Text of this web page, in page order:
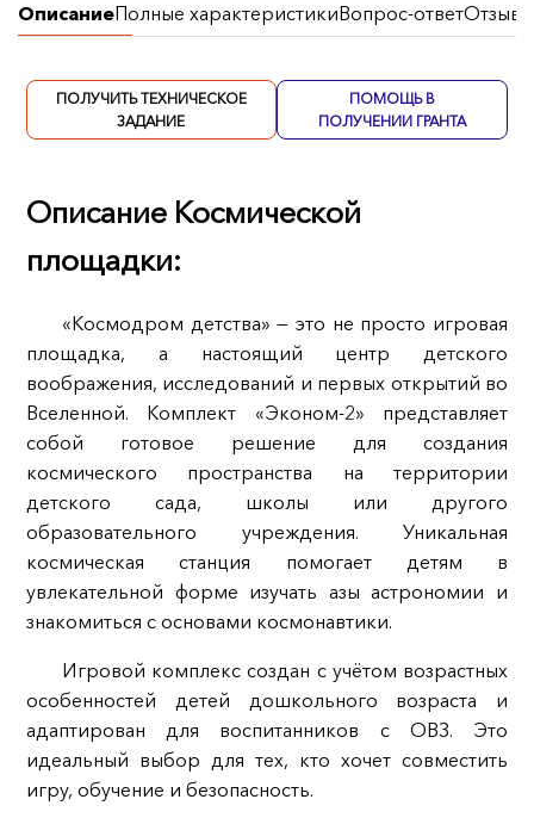
ОписаниеПолные характеристикиВопрос-ответОтзывы
ПОЛУЧИТЬ ТЕХНИЧЕСКОЕ
ЗАДАНИЕ
ПОМОЩЬ В
ПОЛУЧЕНИИ ГРАНТА
Описание Космической
площадки:
«Космодром детства» — это не просто игровая
площадка, а настоящий центр детского
воображения, исследований и первых открытий во
Вселенной. Комплект «Эконом-2» представляет
собой готовое решение для создания
космического пространства на территории
детского сада, школы или другого
образовательного учреждения. Уникальная
космическая станция помогает детям в
увлекательной форме изучать азы астрономии и
знакомиться с основами космонавтики.
Игровой комплекс создан с учётом возрастных
особенностей детей дошкольного возраста и
адаптирован для воспитанников с ОВЗ. Это
идеальный выбор для тех, кто хочет совместить
игру, обучение и безопасность.